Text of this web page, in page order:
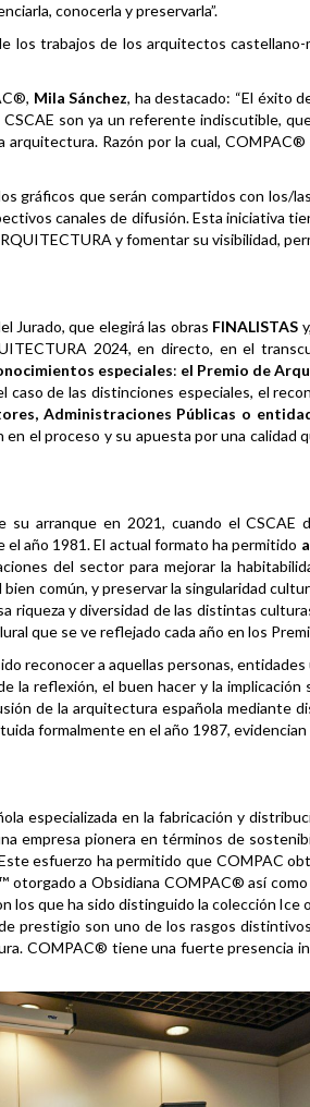
conocerla y preservarla”.
los trabajos de los arquitectos castellano-
Mila Sánchez, ha destacado: “El éxito
son ya un referente indiscutible,
arquitectura. Razón por la cual,
gráficos que serán compartidos con los/
canales de difusión. Esta iniciativa
y fomentar su visibilidad,
Jurado, que elegirá las obras FINALISTAS
2024, en directo, en el
especiales: el Premio de
caso de las distinciones especiales, el
Administraciones Públicas o
el proceso y su apuesta por una calidad
su arranque en 2021, cuando el CSCAE
año 1981. El actual formato ha permitido
del sector para mejorar la
común, y preservar la singularidad
riqueza y diversidad de las distintas
que se ve reflejado cada año en los
reconocer a aquellas personas,
la reflexión, el buen hacer y la implicación
de la arquitectura española mediante
formalmente en el año 1987,
especializada en la fabricación y
empresa pionera en términos de
esfuerzo ha permitido que COMPAC
otorgado a Obsidiana COMPAC® así
los que ha sido distinguido la colección Ice
prestigio son uno de los rasgos
COMPAC® tiene una fuerte presencia